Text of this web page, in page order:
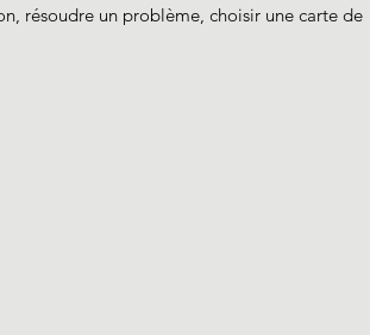
résoudre un problème, choisir une carte de